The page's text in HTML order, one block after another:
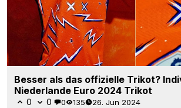
Besser als das offizielle Trikot?
Niederlande Euro 2024 Trikot
0 0 0 135 26. Jun 2024